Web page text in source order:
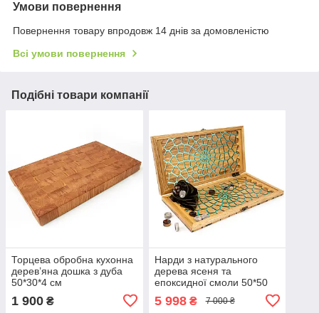
Умови повернення
Повернення товару впродовж 14 днів за домовленістю
Всі умови повернення
Подібні товари компанії
Торцева обробна кухонна
дерев’яна дошка з дуба
50*30*4 см
1 900 ₴
Нарди з натурального
дерева ясеня та
епоксидної смоли 50*50
5 998₴ 7 000 ₴